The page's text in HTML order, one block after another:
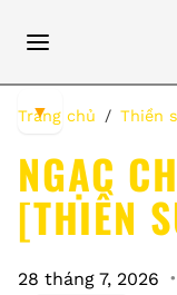
Trang chủ Thiền
NGẠC
[THIỀN
28 tháng 7, 2026
▼